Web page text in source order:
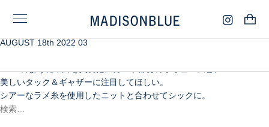
AUGUST 18th 2022 03
ミリタリー×フェミニンのマディソンブルーらしさ溢れる
美しいタック＆ギャザーに注目してほしい。
シアーなラメ糸を使用したニットと合わせてシックに。
検